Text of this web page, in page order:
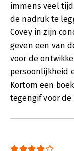
immens veel
de nadruk te
Covey in zijn
geven een van
voor de
persoonlijkheid
Kortom een
tegengif voor